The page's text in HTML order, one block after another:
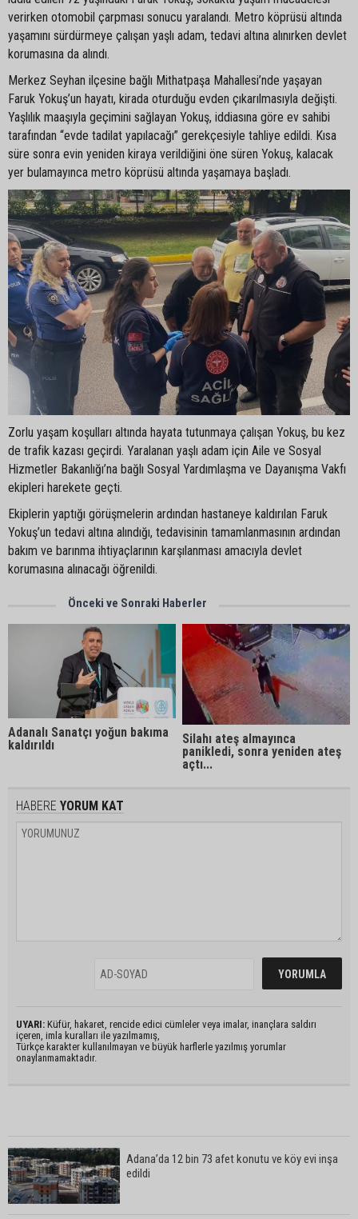
verirken otomobil çarpması sonucu yaralandı. Metro köprüsü altında
yaşamını sürdürmeye çalışan yaşlı adam, tedavi altına alınırken devlet
korumasına da alındı.
Merkez Seyhan ilçesine bağlı Mithatpaşa Mahallesi’nde yaşayan
Faruk Yokuş’un hayatı, kirada oturduğu evden çıkarılmasıyla değişti.
Yaşlılık maaşıyla geçimini sağlayan Yokuş, iddiasına göre ev sahibi
tarafından “evde tadilat yapılacağı” gerekçesiyle tahliye edildi. Kısa
süre sonra evin yeniden kiraya verildiğini öne süren Yokuş, kalacak
yer bulamayınca metro köprüsü altında yaşamaya başladı.
Zorlu yaşam koşulları altında hayata tutunmaya çalışan Yokuş, bu kez
de trafik kazası geçirdi. Yaralanan yaşlı adam için Aile ve Sosyal
Hizmetler Bakanlığı’na bağlı Sosyal Yardımlaşma ve Dayanışma Vakfı
ekipleri harekete geçti.
Ekiplerin yaptığı görüşmelerin ardından hastaneye kaldırılan Faruk
Yokuş’un tedavi altına alındığı, tedavisinin tamamlanmasının ardından
bakım ve barınma ihtiyaçlarının karşılanması amacıyla devlet
korumasına alınacağı öğrenildi.
Önceki ve Sonraki Haberler
Adanalı Sanatçı yoğun bakıma
kaldırıldı
Silahı ateş almayınca
panikledi, sonra yeniden ateş
açtı...
HABERE YORUM KAT
UYARI: Küfür, hakaret, rencide edici cümleler veya imalar, inançlara saldırı
içeren, imla kuralları ile yazılmamış,
Türkçe karakter kullanılmayan ve büyük harflerle yazılmış yorumlar
onaylanmamaktadır.
Adana’da 12 bin 73 afet konutu ve köy evi inşa
edildi